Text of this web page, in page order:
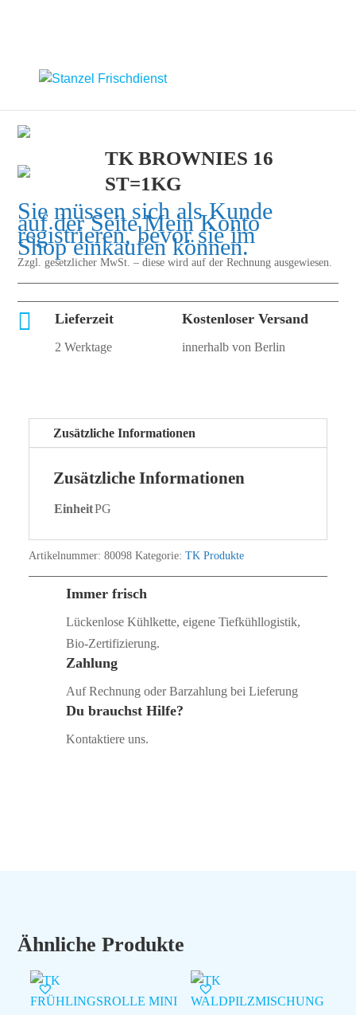
TK BROWNIES 16
ST=1KG
Sie müssen sich als Kunde
auf der SeiteMein Konto
registrieren, bevor sie im
Shop einkaufen können.
Zzgl. gesetzlicher MwSt. – diese wird auf der Rechnung ausgewiesen.
 Lieferzeit
2 Werktage
Kostenloser Versand
innerhalb von Berlin
Zusätzliche Informationen
Zusätzliche Informationen
EinheitPG
Artikelnummer: 80098 Kategorie: TK Produkte
Immer frisch
Lückenlose Kühlkette, eigene Tiefkühllogistik,
Bio‑Zertifizierung.
Zahlung
Auf Rechnung oder Barzahlung bei Lieferung
Du brauchst Hilfe?
Kontaktiere uns.
Ähnliche Produkte